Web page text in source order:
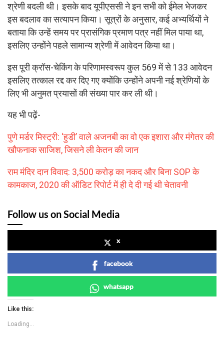
श्रेणी बदली थी। इसके बाद यूपीएससी ने इन सभी को ईमेल भेजकर
इस बदलाव का सत्यापन किया। सूत्रों के अनुसार, कई अभ्यर्थियों ने
बताया कि उन्हें समय पर प्रासंगिक प्रमाण पत्र नहीं मिल पाया था,
इसलिए उन्होंने पहले सामान्य श्रेणी में आवेदन किया था।
इस पूरी क्रॉस-चेकिंग के परिणामस्वरूप कुल 569 में से 133 आवेदन
इसलिए तत्काल रद्द कर दिए गए क्योंकि उन्होंने अपनी नई श्रेणियों के
लिए भी अनुमत प्रयासों की संख्या पार कर ली थी।
यह भी पढ़ें-
पुणे मर्डर मिस्ट्री: ‘हुडी’ वाले अजनबी का वो एक इशारा और मंगेतर की
खौफनाक साजिश, जिसने ली केतन की जान
राम मंदिर दान विवाद: 3,500 करोड़ का नकद और बिना SOP के
कामकाज, 2020 की ऑडिट रिपोर्ट में ही दे दी गई थी चेतावनी
Follow us on Social Media
x
facebook
whatsapp
Like this:
Loading...